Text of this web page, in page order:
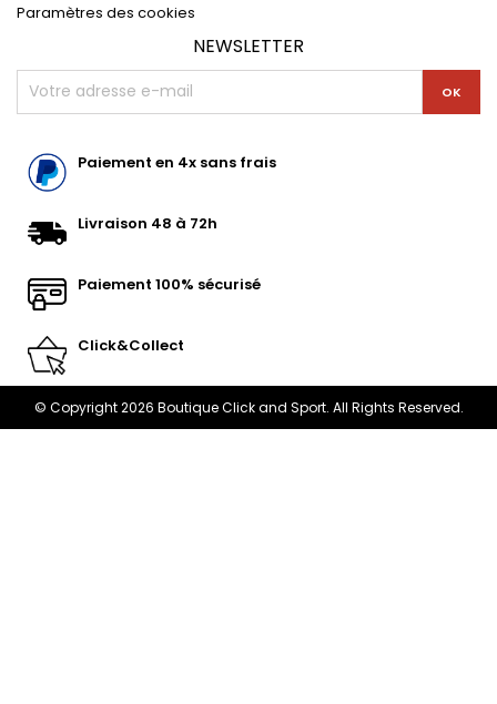
Paramètres des cookies
NEWSLETTER
Paiement en 4x sans frais
Livraison 48 à 72h
Paiement 100% sécurisé
Click&Collect
© Copyright 2026 Boutique Click and Sport. All Rights Reserved.